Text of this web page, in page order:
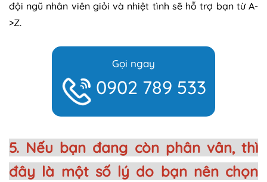
đội ngũ nhân viên giỏi và nhiệt tình sẽ hỗ trợ bạn từ A-
>Z.
Gọi ngay
0902 789 533
5. Nếu bạn đang còn phân vân, thì
đây là một số lý do bạn nên chọn